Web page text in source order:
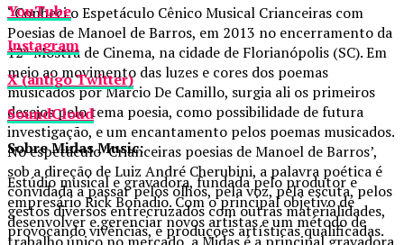
“Conheci o Espetáculo Cênico Musical Crianceiras com
Poesias de Manoel de Barros, em 2013 no encerramento da
12ª Mostra de Cinema, na cidade de Florianópolis (SC). Em
meio ao movimento das luzes e cores dos poemas
musicados por Márcio De Camillo, surgia ali os primeiros
desejos pelo tema poesia, como possibilidade de futura
investigação, e um encantamento pelos poemas musicados.
No espetáculo ‘Crianceiras poesias de Manoel de Barros’,
sob a direção de Luiz André Cherubini, a palavra poética é
convidada a passar pelos olhos, pela voz, pela escuta, pelos
gestos diversos entrecruzados com outras materialidades,
provocando vivências, e produções artísticas qualificadas.
YouTube
Instagram
X (antigo Twitter)
SoundCloud
Sobre Midas Music:
Estúdio musical e gravadora, fundada pelo produtor e
empresário Rick Bonadio. Com o principal objetivo de
desenvolver e gerenciar novos artistas e um método de